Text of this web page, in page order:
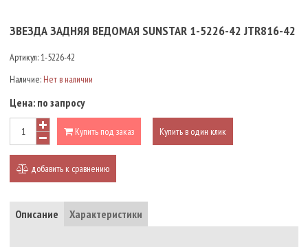
ЗВЕЗДА ЗАДНЯЯ ВЕДОМАЯ SUNSTAR 1-5226-42 JTR816-42
Артикул: 1-5226-42
Наличие: Нет в наличии
Цена: по запросу
Купить под заказ Купить в один клик
добавить к сравнению
Описание Характеристики